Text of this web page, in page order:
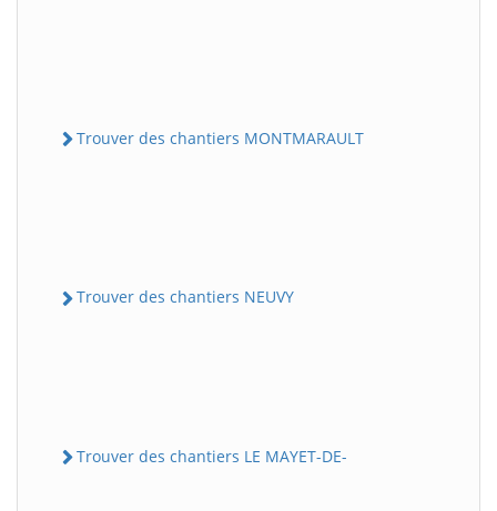
Trouver des chantiers MONTMARAULT
Trouver des chantiers NEUVY
Trouver des chantiers LE MAYET-DE-